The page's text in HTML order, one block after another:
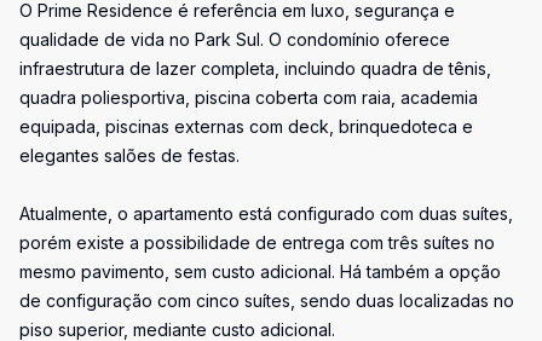
O Prime Residence é referência em luxo, segurança e
qualidade de vida no Park Sul. O condomínio oferece
infraestrutura de lazer completa, incluindo quadra de tênis,
quadra poliesportiva, piscina coberta com raia, academia
equipada, piscinas externas com deck, brinquedoteca e
elegantes salões de festas.
Atualmente, o apartamento está configurado com duas suítes,
porém existe a possibilidade de entrega com três suítes no
mesmo pavimento, sem custo adicional. Há também a opção
de configuração com cinco suítes, sendo duas localizadas no
piso superior, mediante custo adicional.